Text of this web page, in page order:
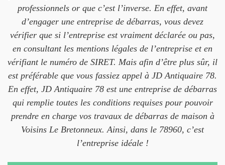
professionnels or que c’est l’inverse. En effet, avant
d’engager une entreprise de débarras, vous devez
vérifier que si l’entreprise est vraiment déclarée ou pas,
en consultant les mentions légales de l’entreprise et en
vérifiant le numéro de SIRET. Mais afin d’être plus sûr, il
est préférable que vous fassiez appel à JD Antiquaire 78.
En effet, JD Antiquaire 78 est une entreprise de débarras
qui remplie toutes les conditions requises pour pouvoir
prendre en charge vos travaux de débarras de maison à
Voisins Le Bretonneux. Ainsi, dans le 78960, c’est
l’entreprise idéale !